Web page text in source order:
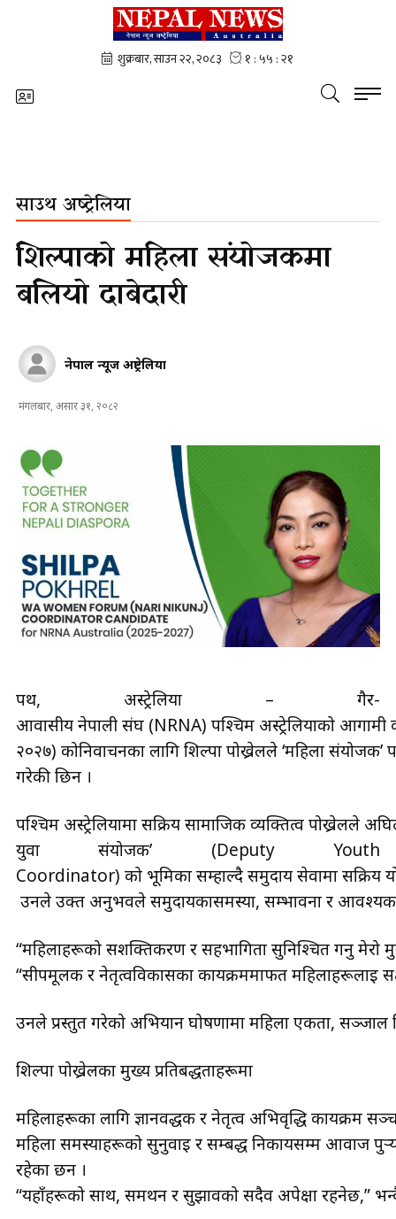
साउथ अष्ट्रेलिया
शिल्पाको महिला संयोजकमा
बलियो दाबेदारी
नेपाल न्यूज अष्ट्रेलिया
मंगलबार, असार ३१, २०८२
पर्थ, अस्ट्रेलिया – गैर-
आवासीय नेपाली संघ (NRNA) पश्चिम अस्ट्रेलियाको आगामी
२०२७) कोनिर्वाचनका लागि शिल्पा पोख्रेलले ‘महिला संयोजक’
गरेकी छिन ।
पश्चिम अस्ट्रेलियामा सक्रिय सामाजिक व्यक्तित्व पोख्रेलले
युवा संयोजक’ (Deputy Youth
Coordinator) को भूमिका सम्हाल्दै समुदाय सेवामा सक्रिय
उनले उक्त अनुभवले समुदायकासमस्या, सम्भावना र
“महिलाहरूको सशक्तिकरण र सहभागिता सुनिश्चित गर्नु मेरो
“सीपमूलक र नेतृत्वविकासका कार्यक्रममार्फत महिलाहरूलाई
उनले प्रस्तुत गरेको अभियान घोषणामा महिला एकता, सञ्जाल
शिल्पा पोख्रेलका मुख्य प्रतिबद्धताहरूमा
महिलाहरूका लागि ज्ञानवर्द्धक र नेतृत्व अभिवृद्धि कार्यक्रम
महिला समस्याहरूको सुनुवाइ र सम्बद्ध निकायसम्म आवाज
रहेका छन ।
“यहाँहरूको साथ, समर्थन र सुझावको सदैव अपेक्षा रहनेछ,”